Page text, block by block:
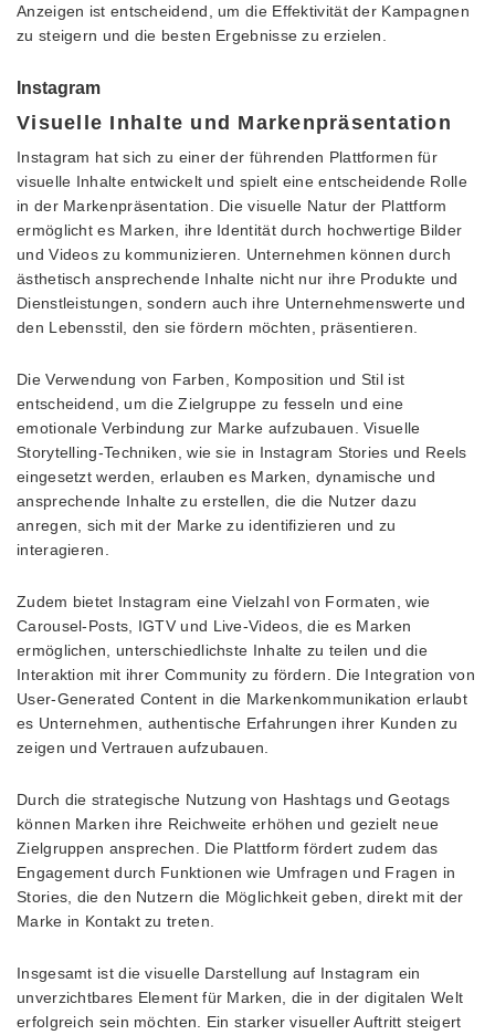
Anzeigen ist entscheidend, um die Effektivität der Kampagnen
zu steigern und die besten Ergebnisse zu erzielen.
Instagram
Visuelle Inhalte und Markenpräsentation
Instagram hat sich zu einer der führenden Plattformen für
visuelle Inhalte entwickelt und spielt eine entscheidende Rolle
in der Markenpräsentation. Die visuelle Natur der Plattform
ermöglicht es Marken, ihre Identität durch hochwertige Bilder
und Videos zu kommunizieren. Unternehmen können durch
ästhetisch ansprechende Inhalte nicht nur ihre Produkte und
Dienstleistungen, sondern auch ihre Unternehmenswerte und
den Lebensstil, den sie fördern möchten, präsentieren.
Die Verwendung von Farben, Komposition und Stil ist
entscheidend, um die Zielgruppe zu fesseln und eine
emotionale Verbindung zur Marke aufzubauen. Visuelle
Storytelling-Techniken, wie sie in Instagram Stories und Reels
eingesetzt werden, erlauben es Marken, dynamische und
ansprechende Inhalte zu erstellen, die die Nutzer dazu
anregen, sich mit der Marke zu identifizieren und zu
interagieren.
Zudem bietet Instagram eine Vielzahl von Formaten, wie
Carousel-Posts, IGTV und Live-Videos, die es Marken
ermöglichen, unterschiedlichste Inhalte zu teilen und die
Interaktion mit ihrer Community zu fördern. Die Integration von
User-Generated Content in die Markenkommunikation erlaubt
es Unternehmen, authentische Erfahrungen ihrer Kunden zu
zeigen und Vertrauen aufzubauen.
Durch die strategische Nutzung von Hashtags und Geotags
können Marken ihre Reichweite erhöhen und gezielt neue
Zielgruppen ansprechen. Die Plattform fördert zudem das
Engagement durch Funktionen wie Umfragen und Fragen in
Stories, die den Nutzern die Möglichkeit geben, direkt mit der
Marke in Kontakt zu treten.
Insgesamt ist die visuelle Darstellung auf Instagram ein
unverzichtbares Element für Marken, die in der digitalen Welt
erfolgreich sein möchten. Ein starker visueller Auftritt steigert